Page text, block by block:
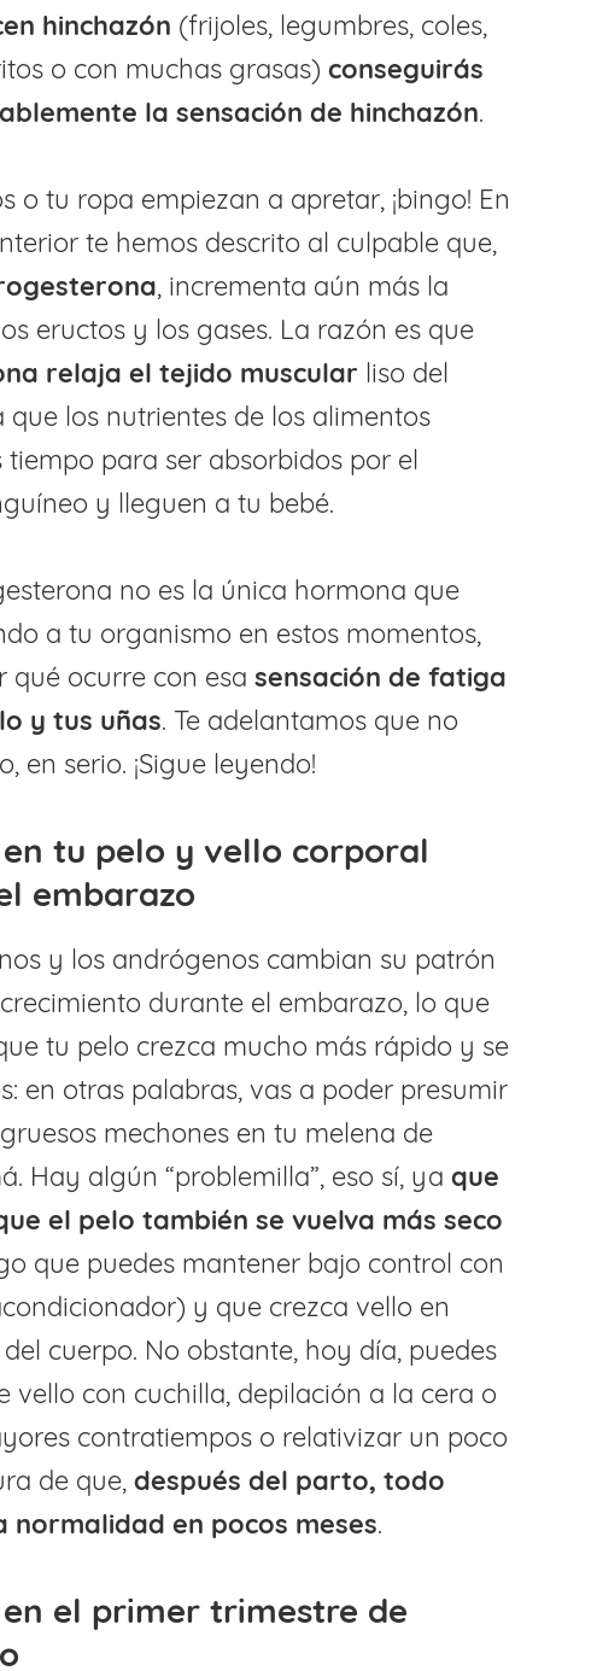
hinchazón (frijoles, legumbres, coles,
o con muchas grasas) conseguirás
la sensación de hinchazón.
o tu ropa empiezan a apretar, ¡bingo! En
te hemos descrito al culpable que,
, incrementa aún más la
eructos y los gases. La razón es que
relaja el tejido muscular liso del
que los nutrientes de los alimentos
para ser absorbidos por el
y lleguen a tu bebé.
no es la única hormona que
a tu organismo en estos momentos,
qué ocurre con esa sensación de fatiga
y tus uñas. Te adelantamos que no
en serio. ¡Sigue leyendo!
en tu pelo y vello corporal
embarazo
y los andrógenos cambian su patrón
durante el embarazo, lo que
tu pelo crezca mucho más rápido y se
en otras palabras, vas a poder presumir
mechones en tu melena de
Hay algún “problemilla”, eso sí, ya que
el pelo también se vuelva más seco
que puedes mantener bajo control con
y que crezca vello en
cuerpo. No obstante, hoy día, puedes
vello con cuchilla, depilación a la cera o
contratiempos o relativizar un poco
de que, después del parto, todo
normalidad en pocos meses.
en el primer trimestre de